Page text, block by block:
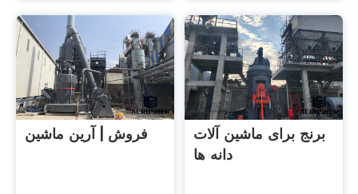
فروش | آرین ماشین
برنج برای ماشین آلات
دانه ها